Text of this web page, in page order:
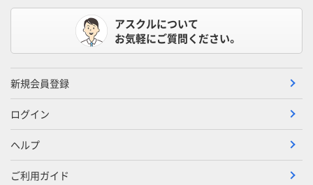
アスクルについて
お気軽にご質問ください。
新規会員登録
ログイン
ヘルプ
ご利用ガイド